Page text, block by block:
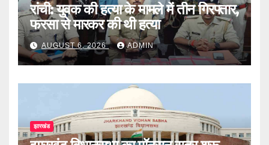
रांची: युवक की हत्या के मामले में तीन गिरफ्तार,
फरसा से मारकर की थी हत्या
AUGUST 6, 2026 ADMIN
झारखंड